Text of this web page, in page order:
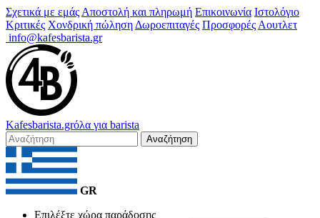
Σχετικά με εμάς Αποστολή και πληρωμή Επικοινωνία Ιστολόγιο
Κριτικές Χονδρική πώληση Δωροεπιταγές Προσφορές Αουτλετ
info@kafesbarista.gr
Kafesbarista.grόλα για barista
Αναζήτηση
GR
Επιλέξτε χώρα παράδοσης